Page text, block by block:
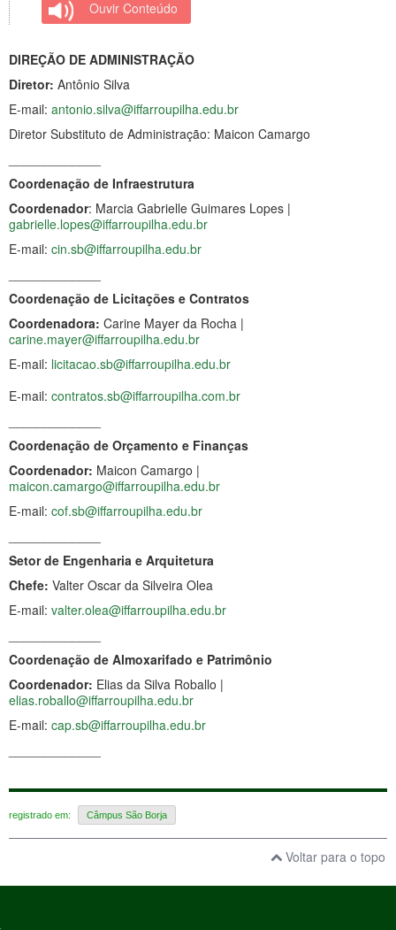
Ouvir Conteúdo
DIREÇÃO DE ADMINISTRAÇÃO
Diretor: Antônio Silva
E-mail: antonio.silva@iffarroupilha.edu.br
Diretor Substituto de Administração: Maicon Camargo
Coordenação de Infraestrutura
Coordenador: Marcia Gabrielle Guimares Lopes |
gabrielle.lopes@iffarroupilha.edu.br
E-mail: cin.sb@iffarroupilha.edu.br
Coordenação de Licitações e Contratos
Coordenadora: Carine Mayer da Rocha |
carine.mayer@iffarroupilha.edu.br
E-mail: licitacao.sb@iffarroupilha.edu.br
E-mail: contratos.sb@iffarroupilha.com.br
Coordenação de Orçamento e Finanças
Coordenador: Maicon Camargo |
maicon.camargo@iffarroupilha.edu.br
E-mail: cof.sb@iffarroupilha.edu.br
Setor de Engenharia e Arquitetura
Chefe: Valter Oscar da Silveira Olea
E-mail: valter.olea@iffarroupilha.edu.br
Coordenação de Almoxarifado e Patrimônio
Coordenador: Elias da Silva Roballo |
elias.roballo@iffarroupilha.edu.br
E-mail: cap.sb@iffarroupilha.edu.br
registrado em: Câmpus São Borja
Voltar para o topo